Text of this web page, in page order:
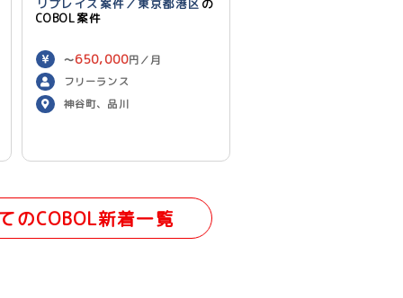
リプレイス案件／東京都港区 の
COBOL案件
〜650,000円／月
フリーランス
神谷町、品川
のCOBOL新着一覧